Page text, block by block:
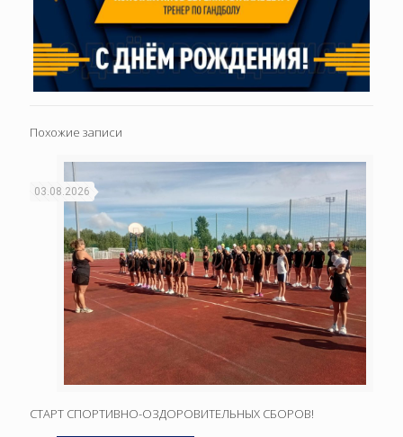
Похожие записи
03.08.2026
СТАРТ СПОРТИВНО-ОЗДОРОВИТЕЛЬНЫХ СБОРОВ!